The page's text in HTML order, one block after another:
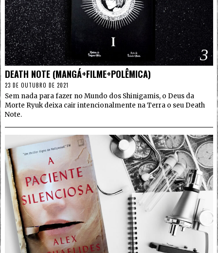
3
DEATH NOTE (MANGÁ+FILME+POLÊMICA)
23 DE OUTUBRO DE 2021
Sem nada para fazer no Mundo dos Shinigamis, o Deus da
Morte Ryuk deixa cair intencionalmente na Terra o seu Death
Note.